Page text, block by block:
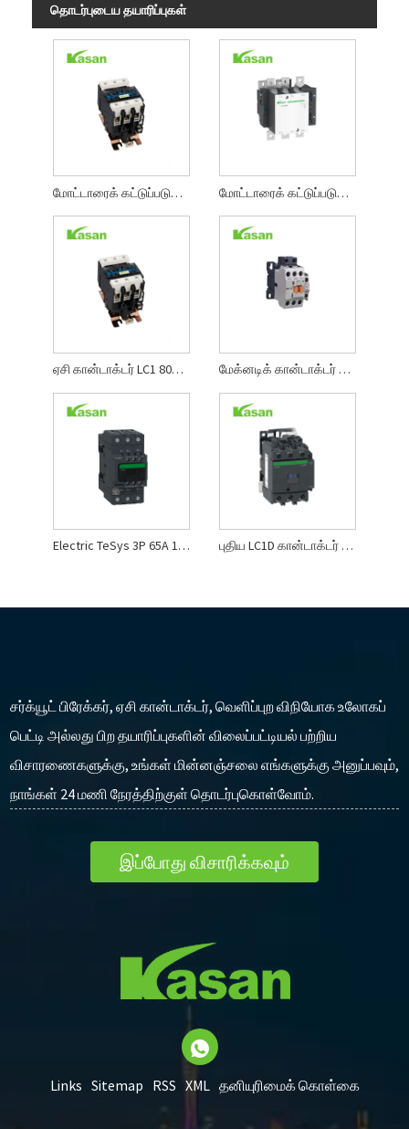
தொடர்புடைய தயாரிப்புகள்
மோட்டாரைக் கட்டுப்படுத்த TeSys LC1-DN எலக்ட்ரிக் ஏசி கான்டாக்டர்கள் மோட்டாரைக் கட்டுப்படுத்த TeSys LC1-F எலக்ட்ரிக் ஏசி கான்டாக்டர்கள்
ஏசி கான்டாக்டர் LC1 80A டெலிமெக்கானிக் எலக்ட்ரிக்கல் மேக்னடிக் ஏசி காண்டாக்டர்கள் மேக்னடிக் கான்டாக்டர் ஜிஎம்சி-40 காண்டாக்டர் ஏசி காண்டாக்டரின் காந்த வகைகள்
Electric TeSys 3P 65A 18.5kW 230V LC1D தொடர்புகள் LC1D65AM7C புதிய LC1D கான்டாக்டர் LC1-D80 மேக்னடிக் ஏசி காண்டாக்டர்கள்
சர்க்யூட் பிரேக்கர், ஏசி கான்டாக்டர், வெளிப்புற விநியோக உலோகப்
பெட்டி அல்லது பிற தயாரிப்புகளின் விலைப்பட்டியல் பற்றிய
விசாரணைகளுக்கு, உங்கள் மின்னஞ்சலை எங்களுக்கு அனுப்பவும்,
நாங்கள் 24 மணி நேரத்திற்குள் தொடர்புகொள்வோம்.
இப்போது விசாரிக்கவும்
Links Sitemap RSS XML தனியுரிமைக் கொள்கை